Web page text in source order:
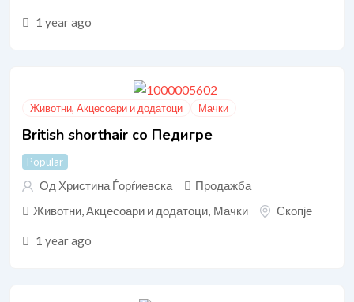
1 year ago
Животни, Акцесоари и додатоци Мачки
British shorthair со Педигре
Popular
Од Христина Ѓорѓиевска
Продажба
Животни, Акцесоари и додатоци, Мачки Скопје
1 year ago